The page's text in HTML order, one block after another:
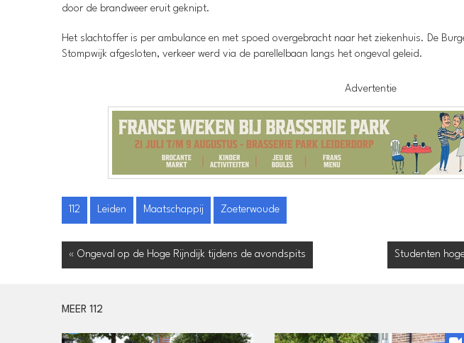
door de brandweer eruit geknipt.
Het slachtoffer is per ambulance en met spoed overgebracht naar het ziekenhuis. De
Stompwijk afgesloten, verkeer werd via de parellelbaan langs het ongeval geleid.
Advertentie
112 Leiden Maatschappij Zoeterwoude
« Ongeval op de Hoge Rijndijk tijdens de avondspits Studenten
MEER 112